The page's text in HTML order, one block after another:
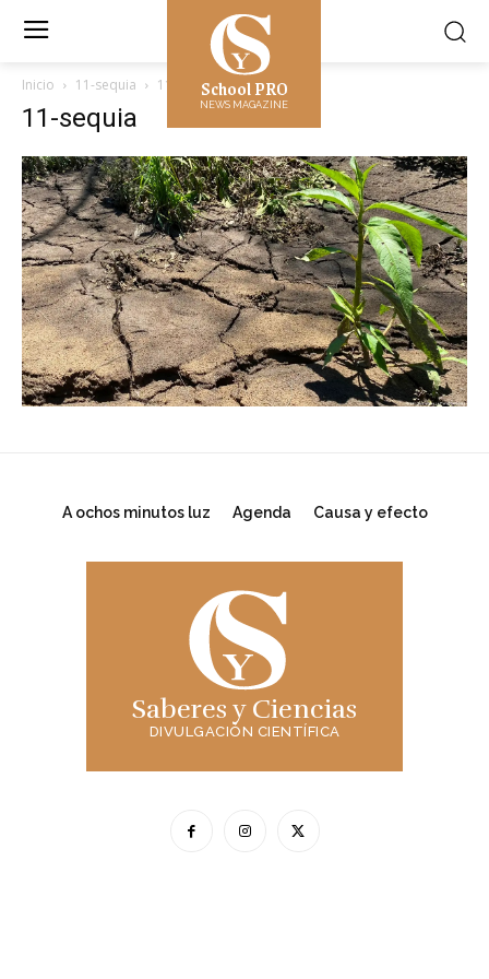
School PRO
NEWS MAGAZINE
Inicio 11-sequia 11-sequia
11-sequia
A ochos minutos luz Agenda Causa y efecto
Saberes y Ciencias
DIVULGACIÓN CIENTÍFICA